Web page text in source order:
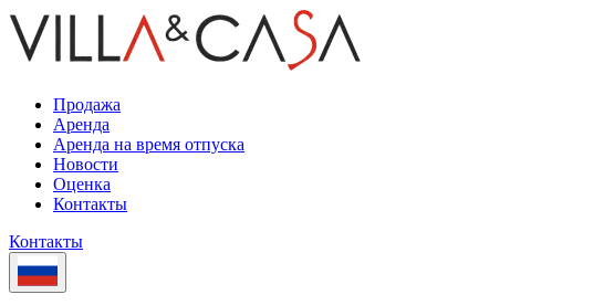
Продажа
Аренда
Аренда на время отпуска
Новости
Оценка
Контакты
Контакты